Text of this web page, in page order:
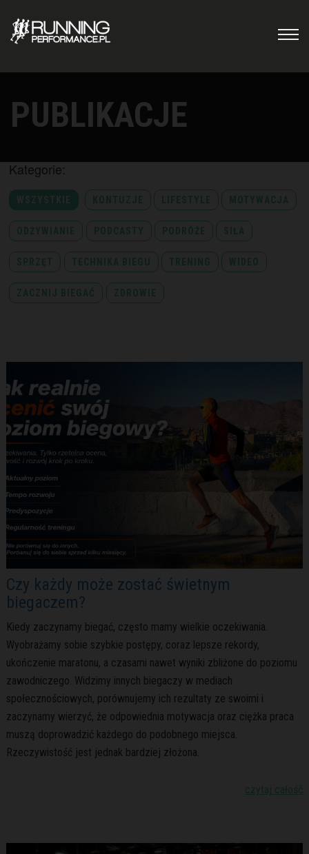
PUBLIKACJE
Kategorie:
WSZYSTKIE KONTUZJE LIFESTYLE MOTYWACJA
ODŻYWIANIE PODCASTY PODRÓŻE SIŁA
SPRZĘT TECHNIKA BIEGU TRENING WIDEO
ZACZNIJ BIEGAĆ ZDROWIE
Czy każdy może zostać świetnym
biegaczem?
Kiedy zaczynamy biegać, często mamy wielkie oczekiwania.
Wyobrażamy sobie szybkie postępy, coraz lepsze rekordy,
ukończenie maratonu, a czasami nawet wyniki zbliżone do poziomu
zawodniczego. Widzimy innych biegaczy w mediach
społecznościowych, porównujemy ich rezultaty ze swoimi i
zaczynamy wierzyć, że odpowiednia motywacja oraz ciężka praca
muszą doprowadzić każdego do podobnego miejsca.
Rzeczywistość jest jednak bardziej złożona.
czytaj całość